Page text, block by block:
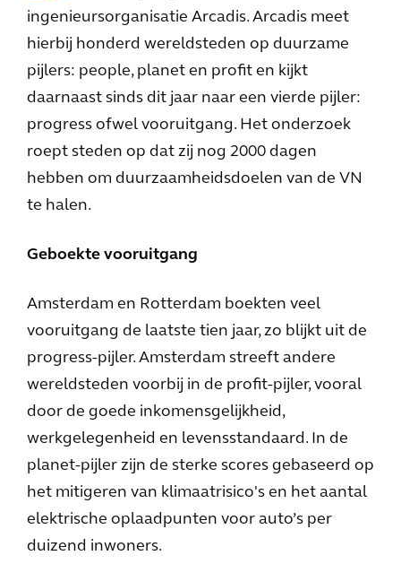
ingenieursorganisatie Arcadis. Arcadis meet
hierbij honderd wereldsteden op duurzame
pijlers: people, planet en profit en kijkt
daarnaast sinds dit jaar naar een vierde pijler:
progress ofwel vooruitgang. Het onderzoek
roept steden op dat zij nog 2000 dagen
hebben om duurzaamheidsdoelen van de VN
te halen.
Geboekte vooruitgang
Amsterdam en Rotterdam boekten veel
vooruitgang de laatste tien jaar, zo blijkt uit de
progress-pijler. Amsterdam streeft andere
wereldsteden voorbij in de profit-pijler, vooral
door de goede inkomensgelijkheid,
werkgelegenheid en levensstandaard. In de
planet-pijler zijn de sterke scores gebaseerd op
het mitigeren van klimaatrisico's en het aantal
elektrische oplaadpunten voor auto’s per
duizend inwoners.